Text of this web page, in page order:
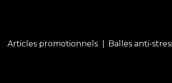
Articles promotionnels Balles anti-